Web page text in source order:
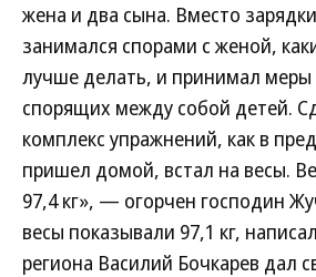
жена и два сына. Вместо
занимался спорами с женой,
лучше делать, и принимал
спорящих между собой детей.
комплекс упражнений, как в
пришел домой, встал на весы.
97,4 кг», — огорчен господин
весы показывали 97,1 кг,
региона Василий Бочкарев дал